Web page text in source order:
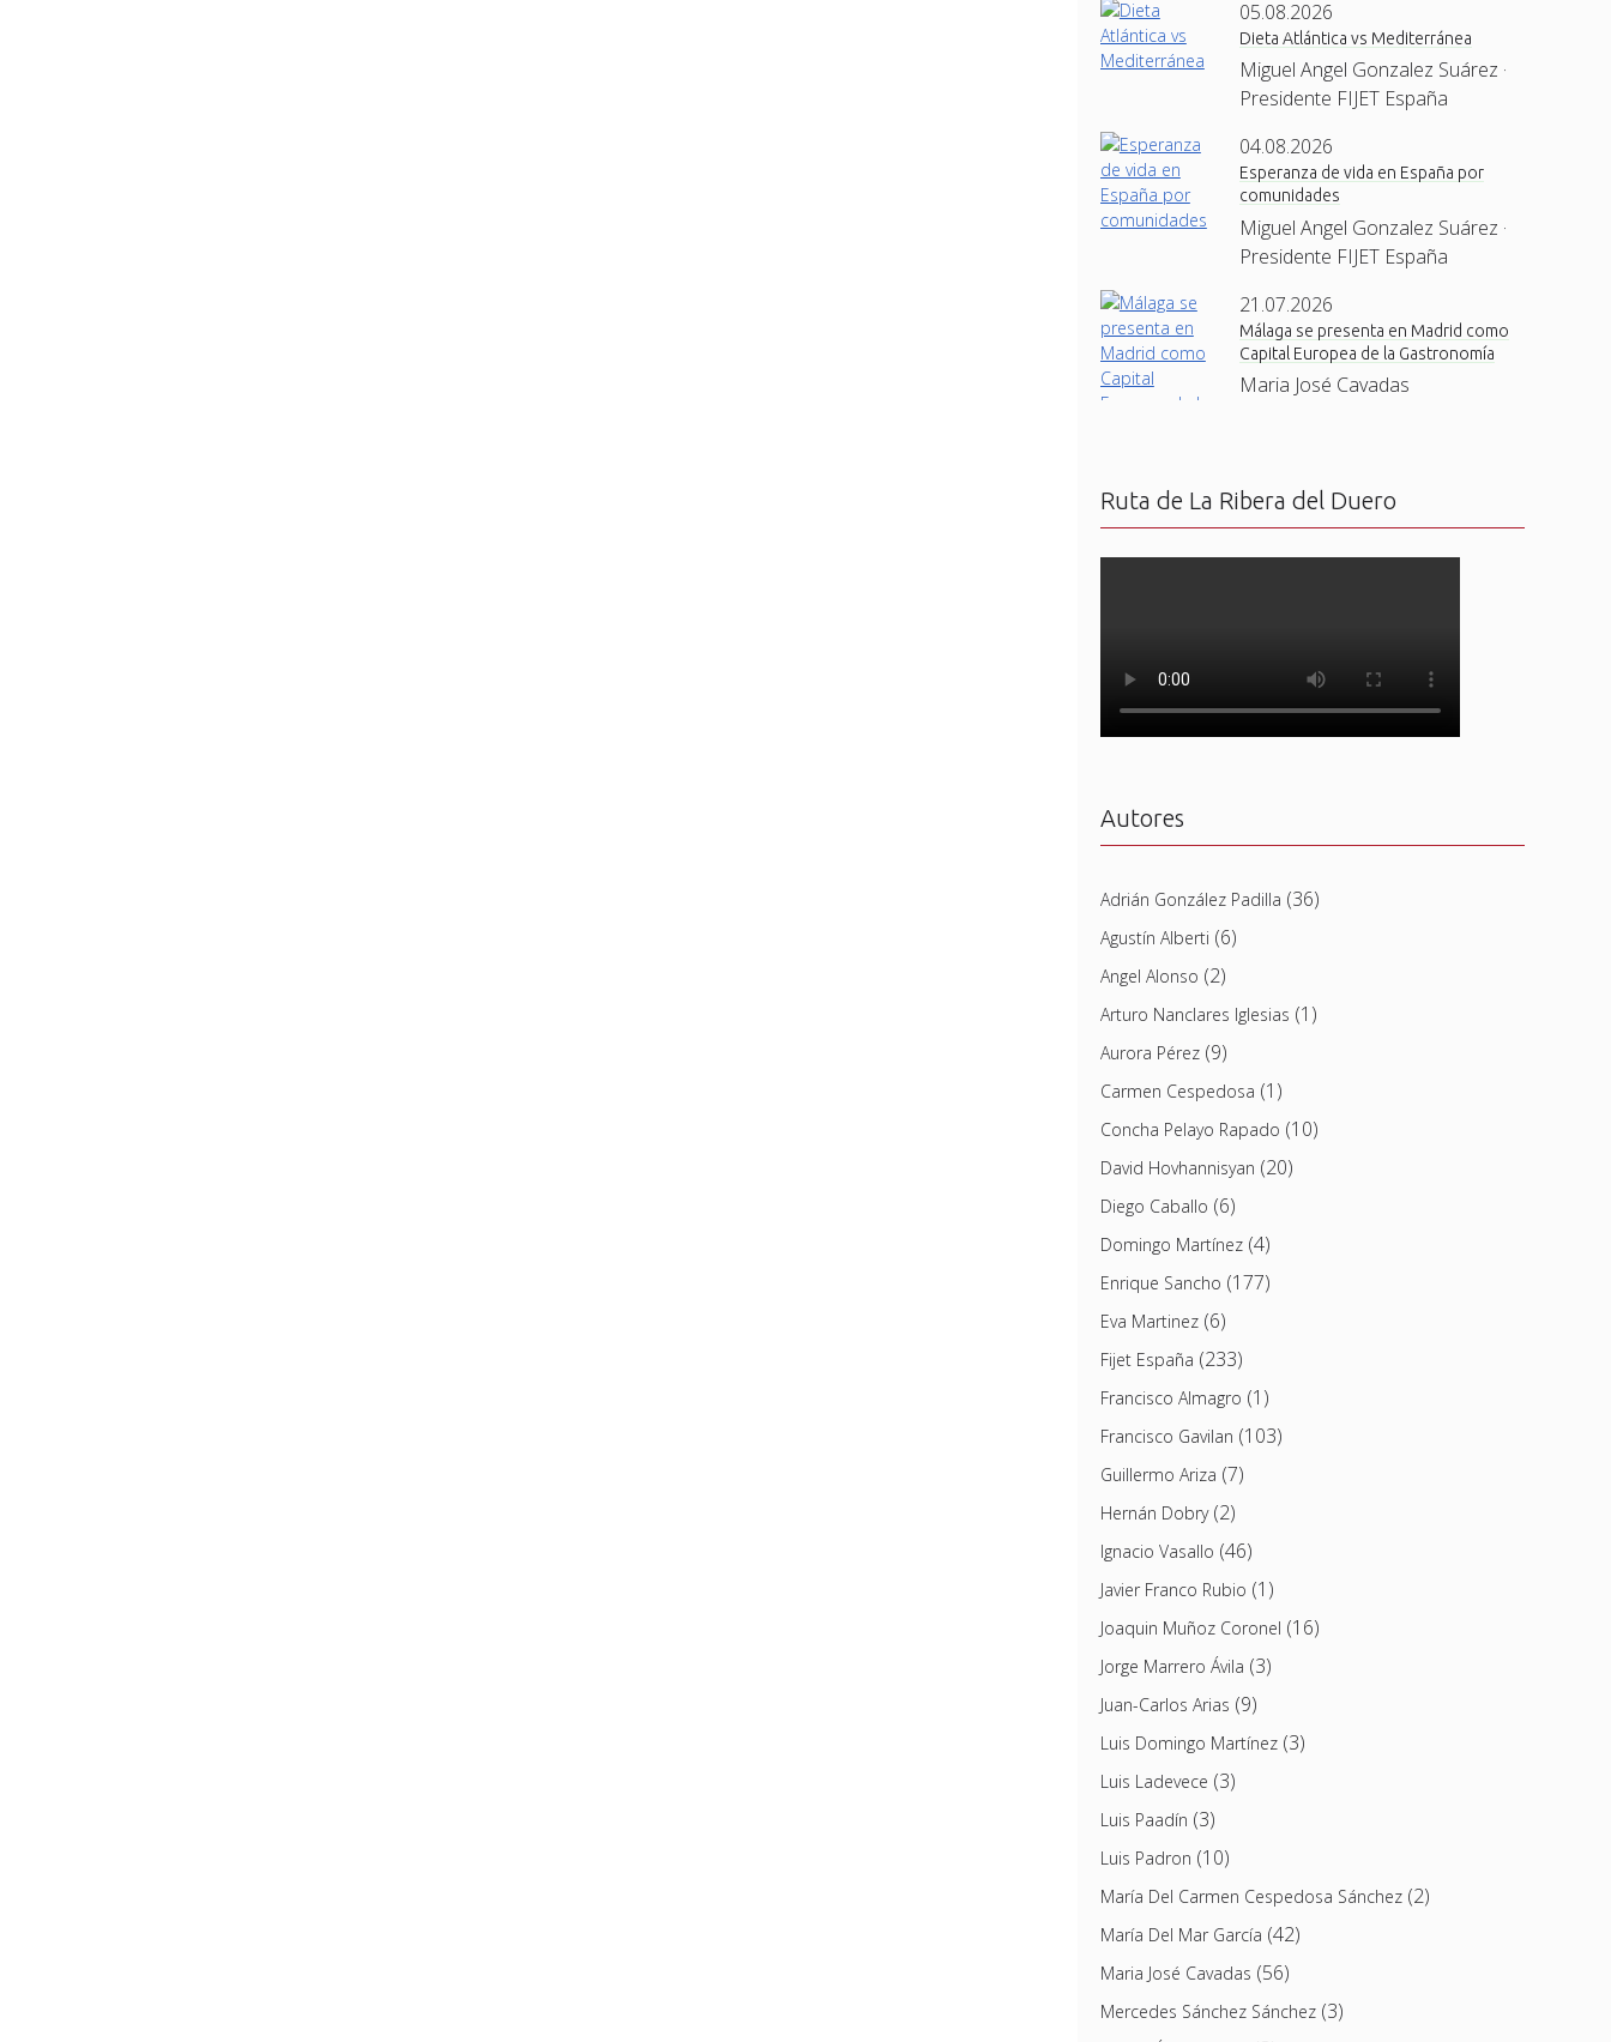
05.08.2026
Dieta Atlántica vs Mediterránea
Miguel Angel Gonzalez Suárez ·
Presidente FIJET España
04.08.2026
Esperanza de vida en España por
comunidades
Miguel Angel Gonzalez Suárez ·
Presidente FIJET España
21.07.2026
Málaga se presenta en Madrid como
Capital Europea de la Gastronomía
Maria José Cavadas
Ruta de La Ribera del Duero
Autores
Adrián González Padilla (36)
Agustín Alberti (6)
Angel Alonso (2)
Arturo Nanclares Iglesias (1)
Aurora Pérez(9)
Carmen Cespedosa (1)
Concha Pelayo Rapado (10)
David Hovhannisyan (20)
Diego Caballo (6)
Domingo Martínez(4)
Enrique Sancho (177)
Eva Martinez(6)
Fijet España (233)
Francisco Almagro (1)
Francisco Gavilan (103)
Guillermo Ariza (7)
Hernán Dobry(2)
Ignacio Vasallo (46)
Javier Franco Rubio (1)
Joaquin Muñoz Coronel (16)
Jorge Marrero Ávila (3)
Juan-Carlos Arias (9)
Luis Domingo Martínez(3)
Luis Ladevece (3)
Luis Paadín (3)
Luis Padron (10)
María Del Carmen Cespedosa Sánchez(2)
María Del Mar García (42)
Maria José Cavadas (56)
Mercedes Sánchez Sánchez(3)